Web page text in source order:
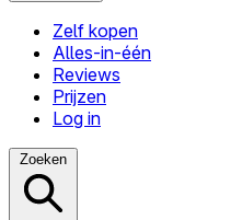
Zelf kopen
Alles-in-één
Reviews
Prijzen
Log in
Zoeken